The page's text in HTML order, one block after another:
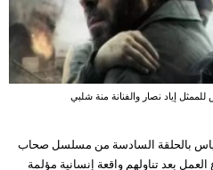
إياد نصار والفنانة منة شلبي
بالحلقة السادسة من مسلسل صحاب
بعد تناولهم واقعة إنسانية مؤلمة